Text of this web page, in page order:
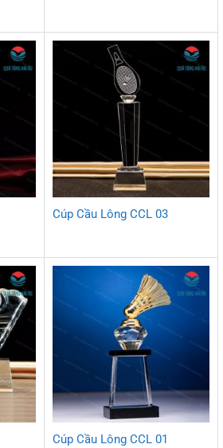
Cúp Cầu Lông CCL 03
Cúp Cầu Lông CCL 01